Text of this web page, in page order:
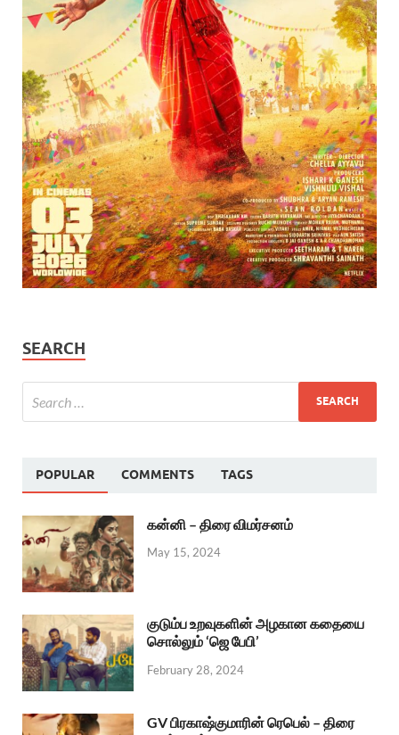
SEARCH
POPULAR COMMENTS TAGS
கன்னி – திரை விமர்சனம்
May 15, 2024
குடும்ப உறவுகளின் அழகான கதையை
சொல்லும் ‘ஜெ பேபி’
February 28, 2024
GV பிரகாஷ்குமாரின் ரெபெல் – திரை